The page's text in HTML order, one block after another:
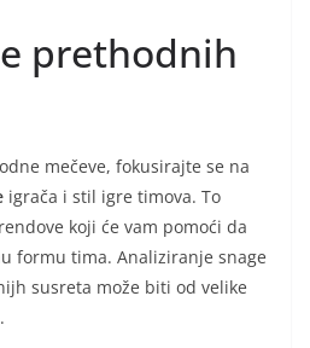
prethodnih
mečeve, fokusirajte se na
igrača i stil igre timova. To
koji će vam pomoći da
formu tima. Analiziranje snage
susreta može biti od velike
.